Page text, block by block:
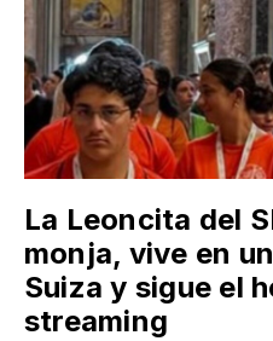
La Leoncita del
monja, vive en
Suiza y sigue el
streaming